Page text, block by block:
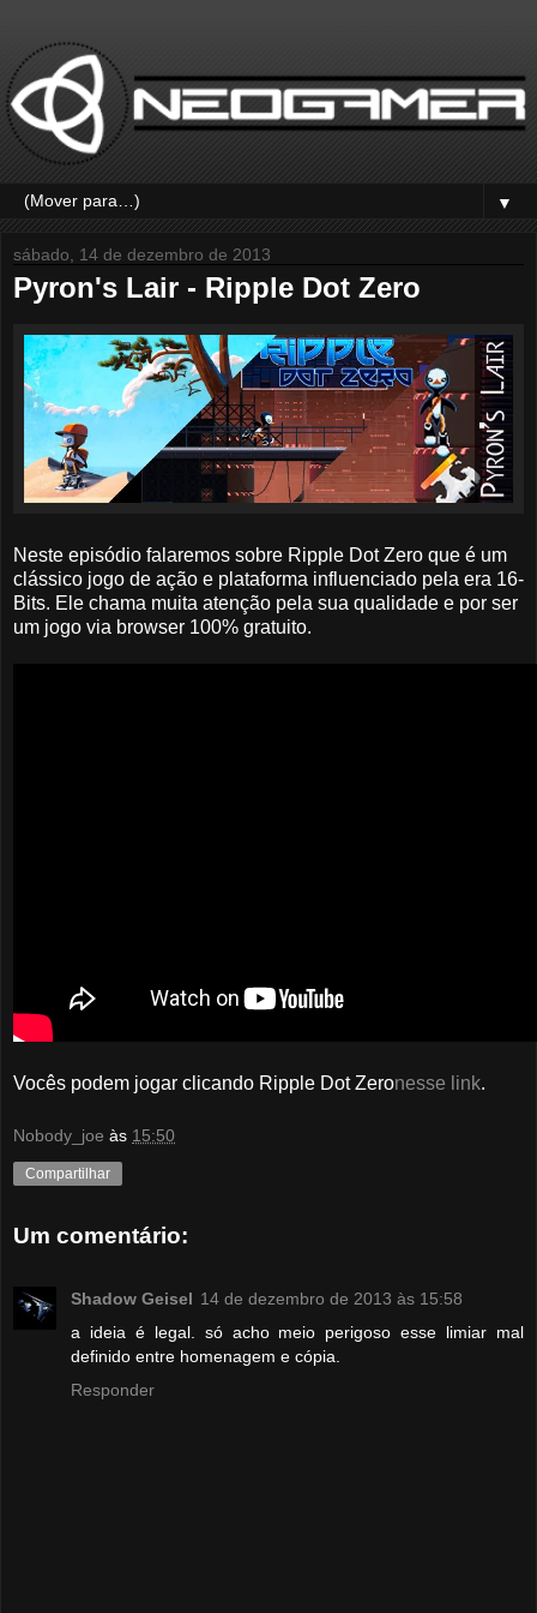
▼
sábado, 14 de dezembro de 2013
Pyron's Lair - Ripple Dot Zero
Neste episódio falaremos sobre Ripple Dot Zero que é um
clássico jogo de ação e plataforma influenciado pela era 16-
Bits. Ele chama muita atenção pela sua qualidade e por ser
um jogo via browser 100% gratuito.
Vocês podem jogar clicando Ripple Dot Zeronesse link.
Nobody_joe às 15:50
Compartilhar
Um comentário:
Shadow Geisel 14 de dezembro de 2013 às 15:58
a ideia é legal. só acho meio perigoso esse limiar mal
definido entre homenagem e cópia.
Responder